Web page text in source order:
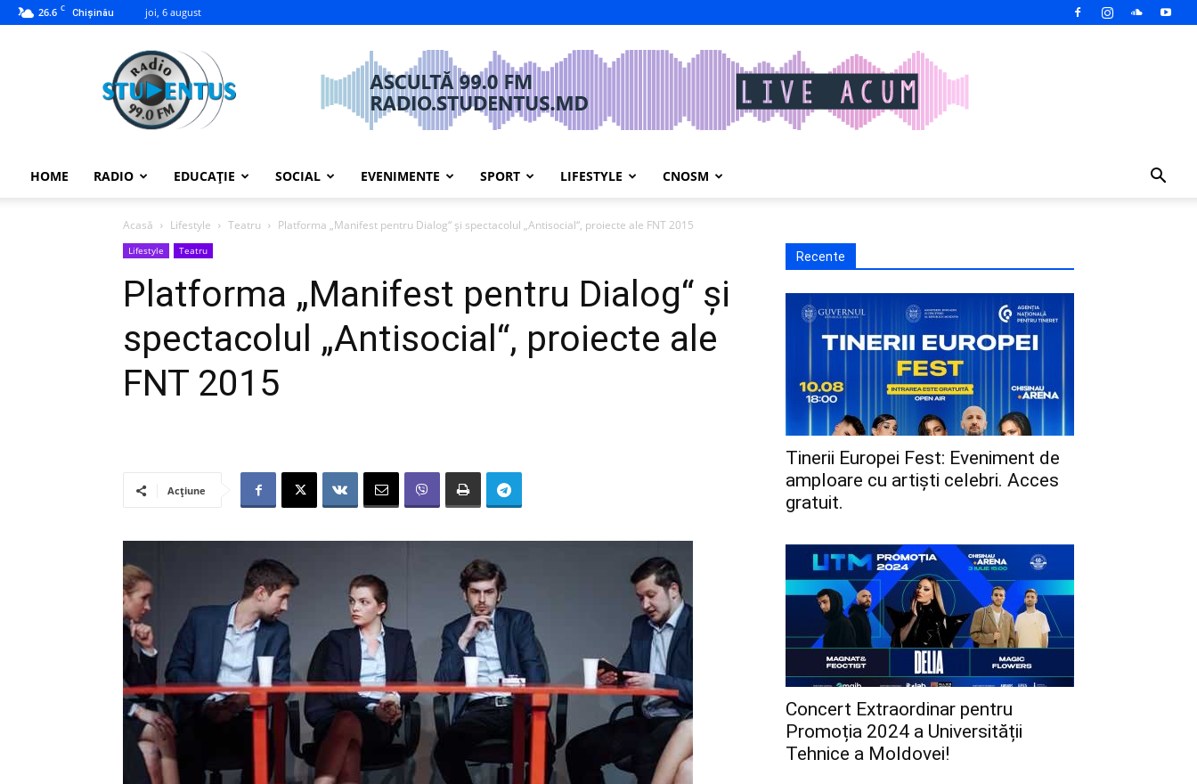
26.6 C Chișinău joi, 6 august
studentus.md
HOME RADIO EDUCAȚIE SOCIAL EVENIMENTE SPORT LIFESTYLE CNOSM
Acasă Lifestyle Teatru Platforma „Manifest pentru Dialog“ şi spectacolul „Antisocial“, proiecte ale FNT 2015
Lifestyle Teatru
Platforma „Manifest pentru Dialog“ şi
spectacolul „Antisocial“, proiecte ale
FNT 2015
Acțiune
Recente
Tinerii Europei Fest: Eveniment de
amploare cu artiști celebri. Acces
gratuit.
Concert Extraordinar pentru
Promoția 2024 a Universității
Tehnice a Moldovei!